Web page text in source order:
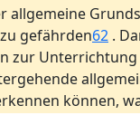
allgemeine
gefährden62 .
zur
können,